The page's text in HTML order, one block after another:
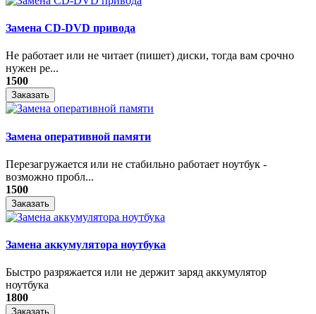
Замена CD-DVD привода
Не работает или не читает (пишет) диски, тогда вам срочно
нужен ре...
1500
Заказать
Замена оперативной памяти
Перезагружается или не стабильно работает ноутбук -
возможно пробл...
1500
Заказать
Замена аккумулятора ноутбука
Быстро разряжается или не держит заряд аккумулятор
ноутбука
1800
Заказать